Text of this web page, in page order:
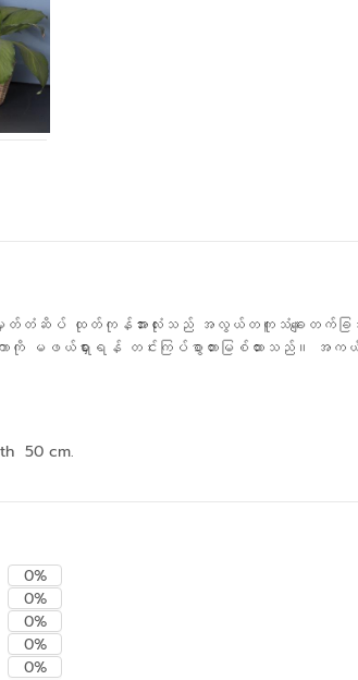
အမှတ်တံဆိပ် ထုတ်ကုန်အားလုံးသည် အလွယ်တကူသံချေးတက်
ားရန် တင်းကြပ်စွာတားမြစ်ထားသည်။ အကယ်၍
50 cm.
0%
0%
0%
0%
0%